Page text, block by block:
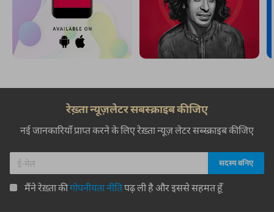
रेख़्ता न्यूज़लेटर सबस्क्राइब कीजिए
नई जानकारियाँ प्राप्त करने के लिए रेख़्ता न्यूज़ लेटर सब्स्क्राइब कीजिए
मैंने रेख़्ता कीगोपनीयता नीतिपढ़ ली है और इससे सहमत हूँ